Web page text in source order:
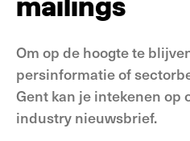
mailings
Om op de hoogte te
persinformatie of
Gent kan je intekenen op
industry nieuwsbrief.